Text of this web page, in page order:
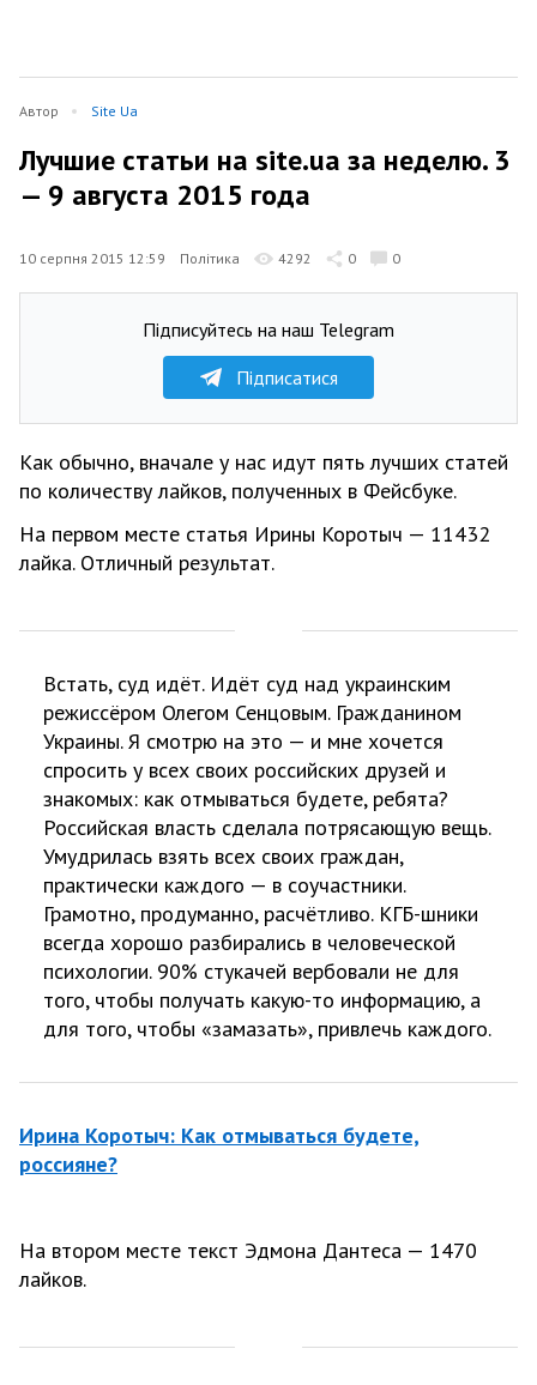
Автор Site Ua
Лучшие статьи на site.ua за неделю. 3
— 9 августа 2015 года
10 серпня 2015 12:59 Політика 4292 0 0
Підписуйтесь на наш Telegram
Підписатися
Как обычно, вначале у нас идут пять лучших статей
по количеству лайков, полученных в Фейсбуке.
На первом месте статья Ирины Коротыч — 11432
лайка. Отличный результат.
Встать, суд идёт. Идёт суд над украинским
режиссёром Олегом Сенцовым. Гражданином
Украины. Я смотрю на это — и мне хочется
спросить у всех своих российских друзей и
знакомых: как отмываться будете, ребята?
Российская власть сделала потрясающую вещь.
Умудрилась взять всех своих граждан,
практически каждого — в соучастники.
Грамотно, продуманно, расчётливо. КГБ-шники
всегда хорошо разбирались в человеческой
психологии. 90% стукачей вербовали не для
того, чтобы получать какую-то информацию, а
для того, чтобы «замазать», привлечь каждого.
Ирина Коротыч: Как отмываться будете,
россияне?
На втором месте текст Эдмона Дантеса — 1470
лайков.